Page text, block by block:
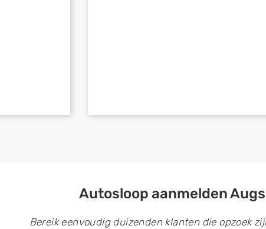
Autosloop aanmelden
Bereik eenvoudig duizenden klanten die opzoek